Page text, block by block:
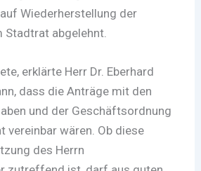
Wiederherstellung der
abgelehnt.
erklärte Herr Dr. Eberhard
dass die Anträge mit den
und der Geschäftsordnung
vereinbar wären. Ob diese
des Herrn